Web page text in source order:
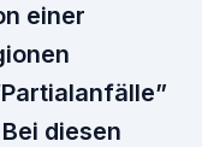
einer
diesen